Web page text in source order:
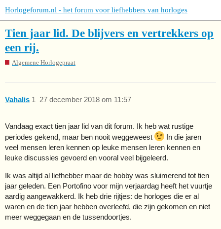
Horlogeforum.nl - het forum voor liefhebbers van horloges
Tien jaar lid. De blijvers en vertrekkers op
een rij.
Algemene Horlogepraat
Vahalis 27 december 2018 om 11:57
1
Vandaag exact tien jaar lid van dit forum. Ik heb wat rustige
periodes gekend, maar ben nooit weggeweest
In die jaren
veel mensen leren kennen op leuke mensen leren kennen en
leuke discussies gevoerd en vooral veel bijgeleerd.
Ik was altijd al liefhebber maar de hobby was sluimerend tot tien
jaar geleden. Een Portofino voor mijn verjaardag heeft het vuurtje
aardig aangewakkerd. Ik heb drie rijtjes: de horloges die er al
waren en de tien jaar hebben overleefd, die zijn gekomen en niet
meer weggegaan en de tussendoortjes.